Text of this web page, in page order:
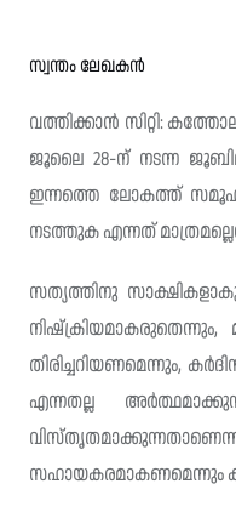
സ്വന്തം ലേഖകൻ
വത്തിക്കാൻ സിറ്റി:
ജൂലൈ 28-ന് നടന്ന
ഇന്നത്തെ ലോകത്ത്
നടത്തുക എന്നത്
സത്യത്തിനു
തിരിച്ചറിയണമെന്നും,
എന്നതല്ല
സഹായകരമാകണമെന്നും